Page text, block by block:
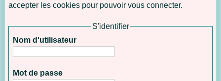
accepter les cookies pour pouvoir vous connecter.
S'identifier
Nom d'utilisateur
Mot de passe